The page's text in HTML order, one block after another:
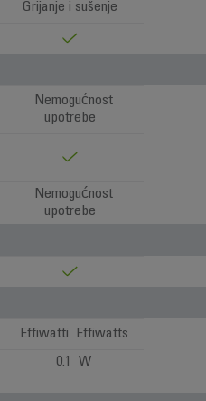
Grijanje i sušenje
Nemogućnost
upotrebe
Nemogućnost
upotrebe
Effiwatti Effiwatts
0.1 W